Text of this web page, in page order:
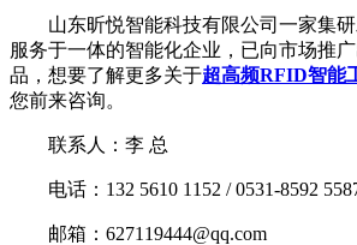
山东昕悦智能科技有限公司一家集研
服务于一体的智能化企业，已向市场推
品，想要了解更多关于超高频RFID智能
您前来咨询。
联系人：李 总
电话：132 5610 1152 / 0531-8592
邮箱：627119444@qq.com